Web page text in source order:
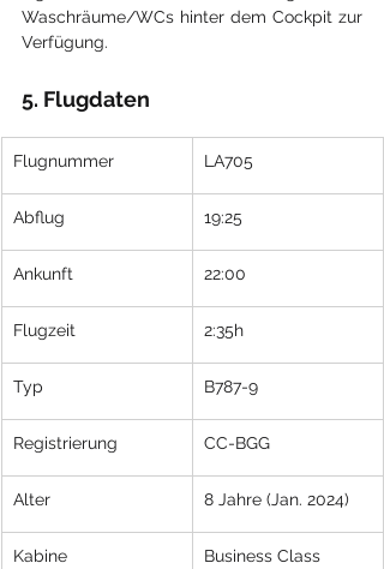
Waschräume/WCs hinter dem Cockpit zur
Verfügung.
5. Flugdaten
​Flugnummer ​LA705
Abflug 19:25
Ankunft 22:00
Flugzeit 2:35h
Typ B787-9
Registrierung CC-BGG
Alter 8 Jahre (Jan. 2024)
Kabine Business Class